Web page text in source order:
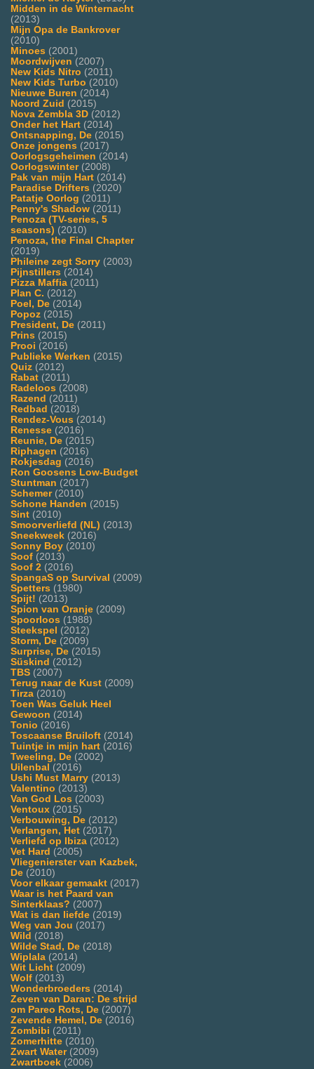
Midden in de Winternacht
(2013)
Mijn Opa de Bankrover
(2010)
Minoes (2001)
Moordwijven (2007)
New Kids Nitro (2011)
New Kids Turbo (2010)
Nieuwe Buren (2014)
Noord Zuid (2015)
Nova Zembla 3D (2012)
Onder het Hart (2014)
Ontsnapping, De (2015)
Onze jongens (2017)
Oorlogsgeheimen (2014)
Oorlogswinter(2008)
Pak van mijn Hart (2014)
Paradise Drifters (2020)
Patatje Oorlog (2011)
Penny's Shadow (2011)
Penoza (TV-series, 5
seasons) (2010)
Penoza, the Final Chapter
(2019)
Phileine zegt Sorry (2003)
Pijnstillers (2014)
Pizza Maffia (2011)
Plan C. (2012)
Poel, De (2014)
Popoz (2015)
President, De (2011)
Prins (2015)
Prooi (2016)
Publieke Werken (2015)
Quiz (2012)
Rabat (2011)
Radeloos (2008)
Razend (2011)
Redbad (2018)
Rendez-Vous (2014)
Renesse (2016)
Reunie, De (2015)
Riphagen (2016)
Rokjesdag (2016)
Ron Goosens Low-Budget
Stuntman (2017)
Schemer(2010)
Schone Handen (2015)
Sint (2010)
Smoorverliefd (NL) (2013)
Sneekweek (2016)
Sonny Boy (2010)
Soof (2013)
Soof 2 (2016)
SpangaS op Survival (2009)
Spetters (1980)
Spijt! (2013)
Spion van Oranje (2009)
Spoorloos (1988)
Steekspel (2012)
Storm, De (2009)
Surprise, De (2015)
Süskind (2012)
TBS (2007)
Terug naar de Kust (2009)
Tirza (2010)
Toen Was Geluk Heel
Gewoon (2014)
Tonio (2016)
Toscaanse Bruiloft (2014)
Tuintje in mijn hart (2016)
Tweeling, De (2002)
Uilenbal (2016)
Ushi Must Marry (2013)
Valentino (2013)
Van God Los (2003)
Ventoux (2015)
Verbouwing, De (2012)
Verlangen, Het (2017)
Verliefd op Ibiza (2012)
Vet Hard (2005)
Vliegenierster van Kazbek,
De (2010)
Voor elkaar gemaakt (2017)
Waar is het Paard van
Sinterklaas? (2007)
Wat is dan liefde (2019)
Weg van Jou (2017)
Wild (2018)
Wilde Stad, De (2018)
Wiplala (2014)
Wit Licht (2009)
Wolf (2013)
Wonderbroeders (2014)
Zeven van Daran: De strijd
om Pareo Rots, De (2007)
Zevende Hemel, De (2016)
Zombibi (2011)
Zomerhitte (2010)
Zwart Water(2009)
Zwartboek (2006)